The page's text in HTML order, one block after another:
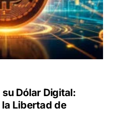
Dólar Digital:
Libertad de